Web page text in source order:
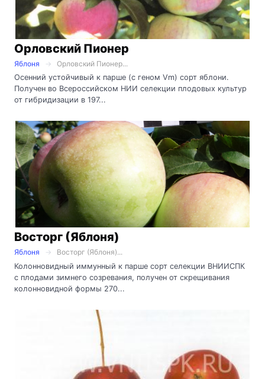
Орловский Пионер
Яблоня
Орловский Пионер...
Осенний устойчивый к парше (с геном Vm) сорт яблони.
Получен во Всероссийском НИИ селекции плодовых культур
от гибридизации в 197...
Восторг (Яблоня)
Яблоня
Восторг (Яблоня)...
Колонновидный иммунный к парше сорт селекции ВНИИСПК
с плодами зимнего созревания, получен от скрещивания
колонновидной формы 270...